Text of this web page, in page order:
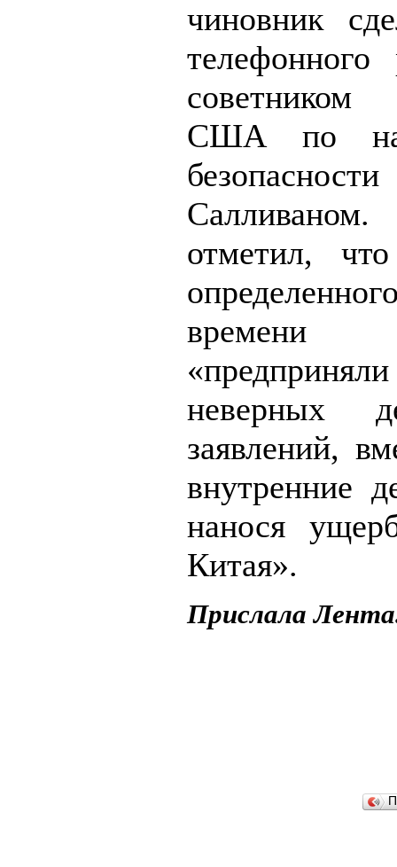
чиновник
телефонного
советником
США по
отметил,
неверных
заявлений,
внутренние
нанося
Китая».
Прислала